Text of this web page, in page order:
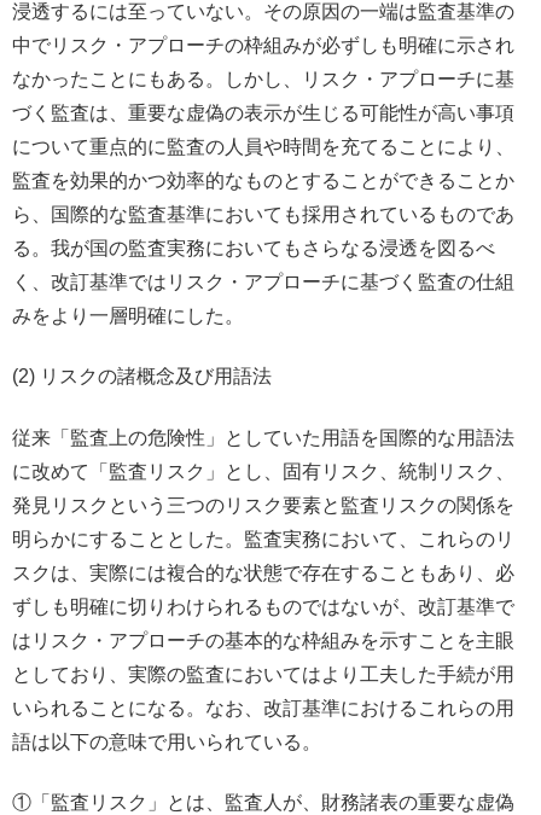
浸透するには至っていない。その原因の一端は監査基準の
中でリスク・アプローチの枠組みが必ずしも明確に示され
なかったことにもある。しかし、リスク・アプローチに基
づく監査は、重要な虚偽の表示が生じる可能性が高い事項
について重点的に監査の人員や時間を充てることにより、
監査を効果的かつ効率的なものとすることができることか
ら、国際的な監査基準においても採用されているものであ
る。我が国の監査実務においてもさらなる浸透を図るべ
く、改訂基準ではリスク・アプローチに基づく監査の仕組
みをより一層明確にした。
(2) リスクの諸概念及び用語法
従来「監査上の危険性」としていた用語を国際的な用語法
に改めて「監査リスク」とし、固有リスク、統制リスク、
発見リスクという三つのリスク要素と監査リスクの関係を
明らかにすることとした。監査実務において、これらのリ
スクは、実際には複合的な状態で存在することもあり、必
ずしも明確に切りわけられるものではないが、改訂基準で
はリスク・アプローチの基本的な枠組みを示すことを主眼
としており、実際の監査においてはより工夫した手続が用
いられることになる。なお、改訂基準におけるこれらの用
語は以下の意味で用いられている。
①「監査リスク」とは、監査人が、財務諸表の重要な虚偽